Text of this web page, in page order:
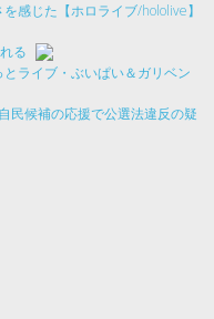
感じた【ホロライブ/hololive】
る
ライブ・ぶいぱい＆ガリベン
民候補の応援で公選法違反の疑